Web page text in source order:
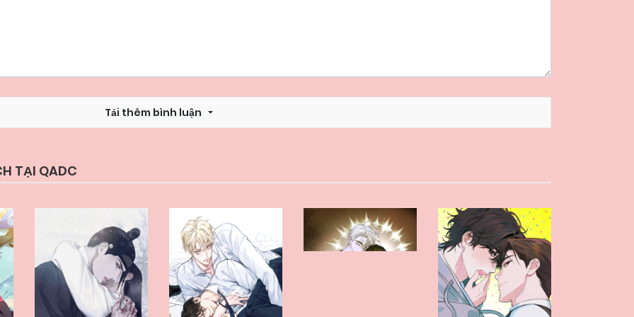
Chapter 25
Chapter 21
Chapter 19 22/05/2026
Chapter 17 22/05/2026
Tải thêm bình luận
TẠI QADC